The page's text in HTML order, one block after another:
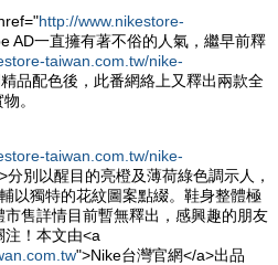
http://www.nikestore-
AD一直擁有著不俗的人氣，繼早前釋
taiwan.com.tw/nike-
品配色後，此番網絡上又釋出兩款全
。
taiwan.com.tw/nike-
分別以醒目的亮橙及薄荷綠色調示人，
以獨特的花紋圖案點綴。鞋身整體極
售詳情目前暫無釋出，感興趣的朋友
！本文由<a
">Nike台灣官網</a>出品